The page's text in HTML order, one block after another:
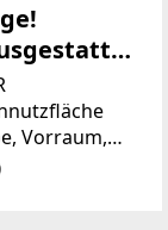
Vorraum,